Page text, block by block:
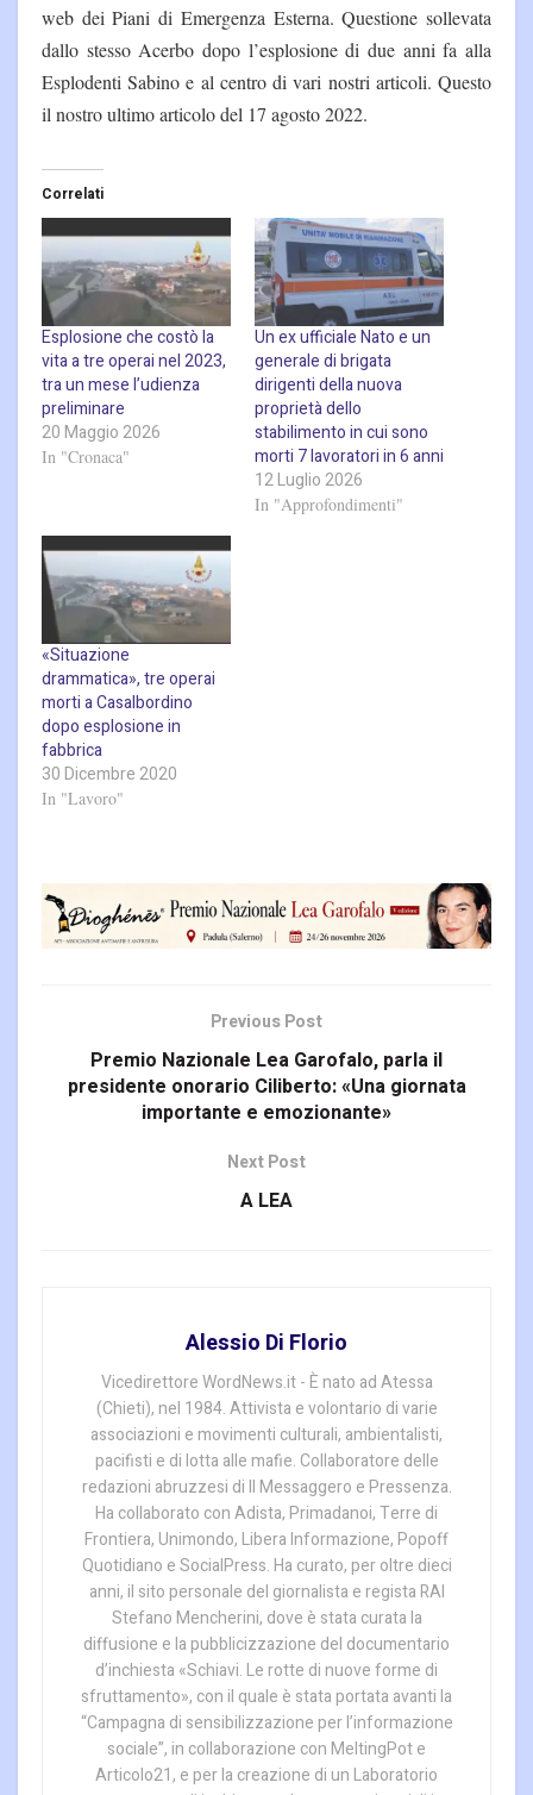
web dei Piani di Emergenza Esterna. Questione sollevata
dallo stesso Acerbo dopo l’esplosione di due anni fa alla
Esplodenti Sabino e al centro di vari nostri articoli. Questo
il nostro ultimo articolo del 17 agosto 2022.
Correlati
Esplosione che costò la
vita a tre operai nel 2023,
tra un mese l’udienza
preliminare
20 Maggio 2026
In "Cronaca"
Un ex ufficiale Nato e un
generale di brigata
dirigenti della nuova
proprietà dello
stabilimento in cui sono
morti 7 lavoratori in 6 anni
12 Luglio 2026
In "Approfondimenti"
«Situazione
drammatica», tre operai
morti a Casalbordino
dopo esplosione in
fabbrica
30 Dicembre 2020
In "Lavoro"
Previous Post
Premio Nazionale Lea Garofalo, parla il
presidente onorario Ciliberto: «Una giornata
importante e emozionante»
Next Post
A LEA
Alessio Di Florio
Vicedirettore WordNews.it - È nato ad Atessa
(Chieti), nel 1984. Attivista e volontario di varie
associazioni e movimenti culturali, ambientalisti,
pacifisti e di lotta alle mafie. Collaboratore delle
redazioni abruzzesi di Il Messaggero e Pressenza.
Ha collaborato con Adista, Primadanoi, Terre di
Frontiera, Unimondo, Libera Informazione, Popoff
Quotidiano e SocialPress. Ha curato, per oltre dieci
anni, il sito personale del giornalista e regista RAI
Stefano Mencherini, dove è stata curata la
diffusione e la pubblicizzazione del documentario
d’inchiesta «Schiavi. Le rotte di nuove forme di
sfruttamento», con il quale è stata portata avanti la
“Campagna di sensibilizzazione per l’informazione
sociale”, in collaborazione con MeltingPot e
Articolo21, e per la creazione di un Laboratorio